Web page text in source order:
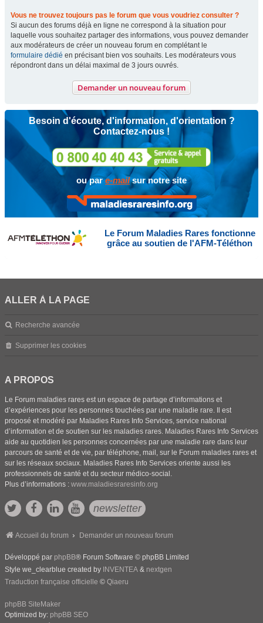
Vous ne trouvez toujours pas le forum que vous voudriez consulter ?
Si aucun des forums déjà en ligne ne correspond à la situation pour
laquelle vous souhaitez partager des informations, vous pouvez demander
aux modérateurs de créer un nouveau forum en complétant le
formulaire dédié en précisant bien vos souhaits. Les modérateurs vous
répondront dans un délai maximal de 3 jours ouvrés.
Demander un nouveau forum
Besoin d'écoute, d'information, d'orientation ?
Contactez-nous !
ou pare-mailsur notre site
Le Forum Maladies Rares fonctionne
grâce au soutien de l'AFM-Téléthon
ALLER À LA PAGE
Recherche avancée
Supprimer les cookies
A PROPOS
Le Forum maladies rares est un espace de partage d’informations et
d’expériences pour les personnes touchées par une maladie rare. Il est
proposé et modéré par Maladies Rares Info Services, service national
d’information et de soutien sur les maladies rares. Maladies Rares Info Services
aide au quotidien les personnes concernées par une maladie rare dans leur
parcours de santé et de vie, par téléphone, mail, sur le Forum maladies rares et
sur les réseaux sociaux. Maladies Rares Info Services oriente aussi les
professionnels de santé et du secteur médico-social.
Plus d’informations : www.maladiesraresinfo.org
newsletter
Accueil du forum Demander un nouveau forum
Développé par phpBB® Forum Software © phpBB Limited
Style we_clearblue created by INVENTEA & nextgen
Traduction française officielle © Qiaeru
phpBB SiteMaker
Optimized by: phpBB SEO